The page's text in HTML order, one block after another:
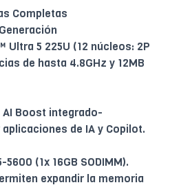
Completas
5 225U (12 núcleos: 2P
de hasta 4.8GHz y 12MB
Boost integrado-
de IA y Copilot.
5600 (1x 16GB SODIMM).
expandir la memoria